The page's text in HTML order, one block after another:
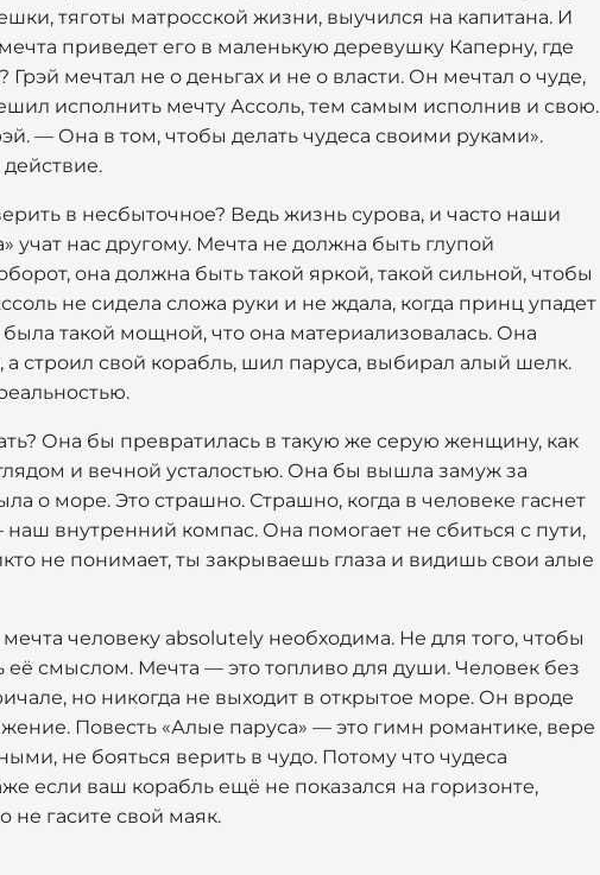
тяготы матросской жизни, выучился на капитана. И
приведет его в маленькую деревушку Каперну, где
мечтал не о деньгах и не о власти. Он мечтал о чуде,
исполнить мечту Ассоль, тем самым исполнив и свою.
— Она в том, чтобы делать чудеса своими руками».
в несбыточное? Ведь жизнь сурова, и часто наши
нас другому. Мечта не должна быть глупой
она должна быть такой яркой, такой сильной, чтобы
не сидела сложа руки и не ждала, когда принц упадет
такой мощной, что она материализовалась. Она
а строил свой корабль, шил паруса, выбирал алый шелк.
Она бы превратилась в такую же серую женщину, как
и вечной усталостью. Она бы вышла замуж за
о море. Это страшно. Страшно, когда в человеке гаснет
внутренний компас. Она помогает не сбиться с пути,
не понимает, ты закрываешь глаза и видишь свои алые
человеку absolutely необходима. Не для того, чтобы
её смыслом. Мечта — это топливо для души. Человек без
но никогда не выходит в открытое море. Он вроде
Повесть «Алые паруса» — это гимн романтике, вере
не бояться верить в чудо. Потому что чудеса
если ваш корабль ещё не показался на горизонте,
не гасите свой маяк.